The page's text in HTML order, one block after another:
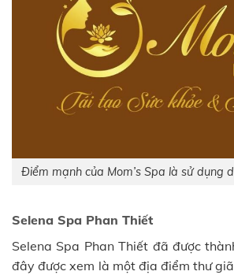
Điểm mạnh của Mom’s Spa là sử dụng
Selena Spa Phan Thiết
Selena Spa Phan Thiết đã được
đây được xem là một địa điểm thư